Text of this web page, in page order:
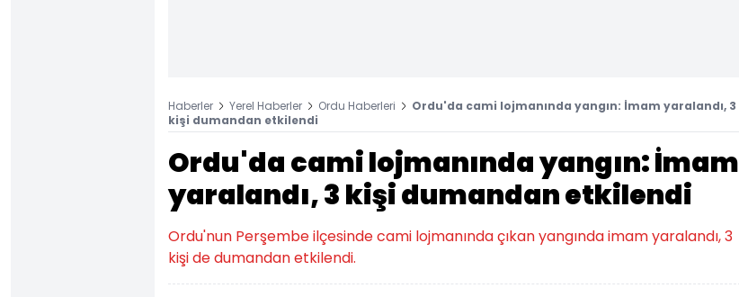
Haberler Yerel Haberler Ordu Haberleri
Ordu'da cami lojmanında yangın: İmam yaralandı, 3
kişi dumandan etkilendi
Ordu'da cami lojmanında yangın: İmam
yaralandı, 3 kişi dumandan etkilendi
Ordu'nun Perşembe ilçesinde cami lojmanında çıkan yangında imam yaralandı, 3
kişi de dumandan etkilendi.